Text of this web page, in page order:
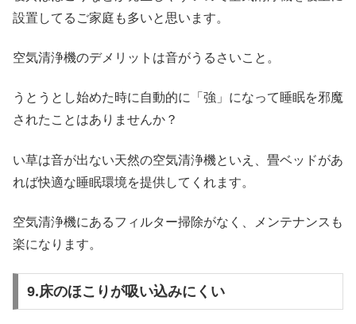
設置してるご家庭も多いと思います。
空気清浄機のデメリットは音がうるさいこと。
うとうとし始めた時に自動的に「強」になって睡眠を邪魔
されたことはありませんか？
い草は音が出ない天然の空気清浄機といえ、畳ベッドがあ
れば快適な睡眠環境を提供してくれます。
空気清浄機にあるフィルター掃除がなく、メンテナンスも
楽になります。
9.床のほこりが吸い込みにくい